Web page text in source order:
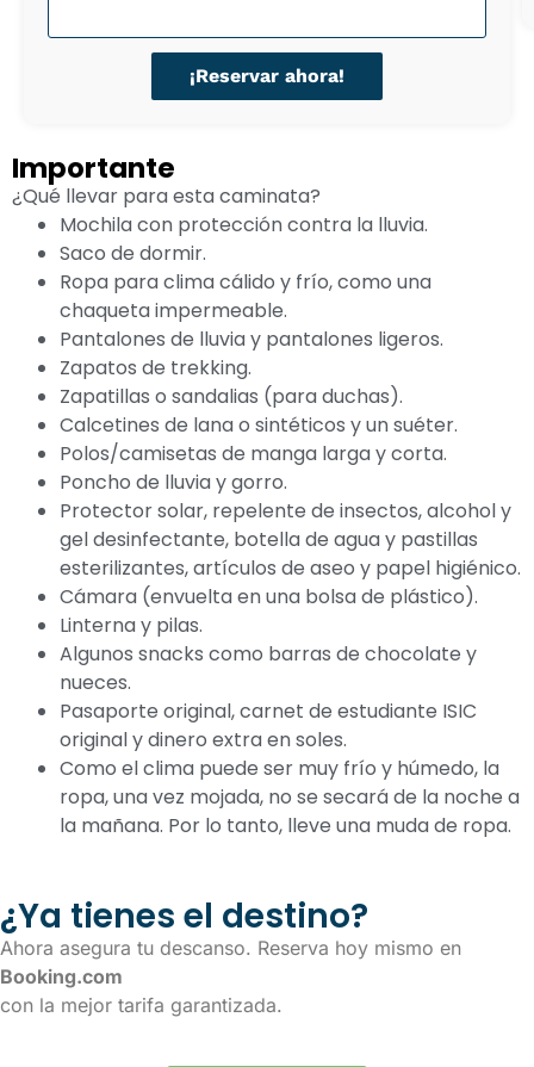
¡Reservar ahora!
Importante
¿Qué llevar para esta caminata?
Mochila con protección contra la lluvia.
Saco de dormir.
Ropa para clima cálido y frío, como una
chaqueta impermeable.
Pantalones de lluvia y pantalones ligeros.
Zapatos de trekking.
Zapatillas o sandalias (para duchas).
Calcetines de lana o sintéticos y un suéter.
Polos/camisetas de manga larga y corta.
Poncho de lluvia y gorro.
Protector solar, repelente de insectos, alcohol y
gel desinfectante, botella de agua y pastillas
esterilizantes, artículos de aseo y papel higiénico.
Cámara (envuelta en una bolsa de plástico).
Linterna y pilas.
Algunos snacks como barras de chocolate y
nueces.
Pasaporte original, carnet de estudiante ISIC
original y dinero extra en soles.
Como el clima puede ser muy frío y húmedo, la
ropa, una vez mojada, no se secará de la noche a
la mañana. Por lo tanto, lleve una muda de ropa.
¿Ya tienes el destino?
Ahora asegura tu descanso. Reserva hoy mismo en
Booking.com
con la mejor tarifa garantizada.